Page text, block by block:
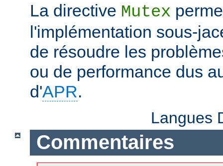
La directive Mutex
l'implémentation sous-
de résoudre les
ou de performance dus
d'APR.
Langues
Commentaires